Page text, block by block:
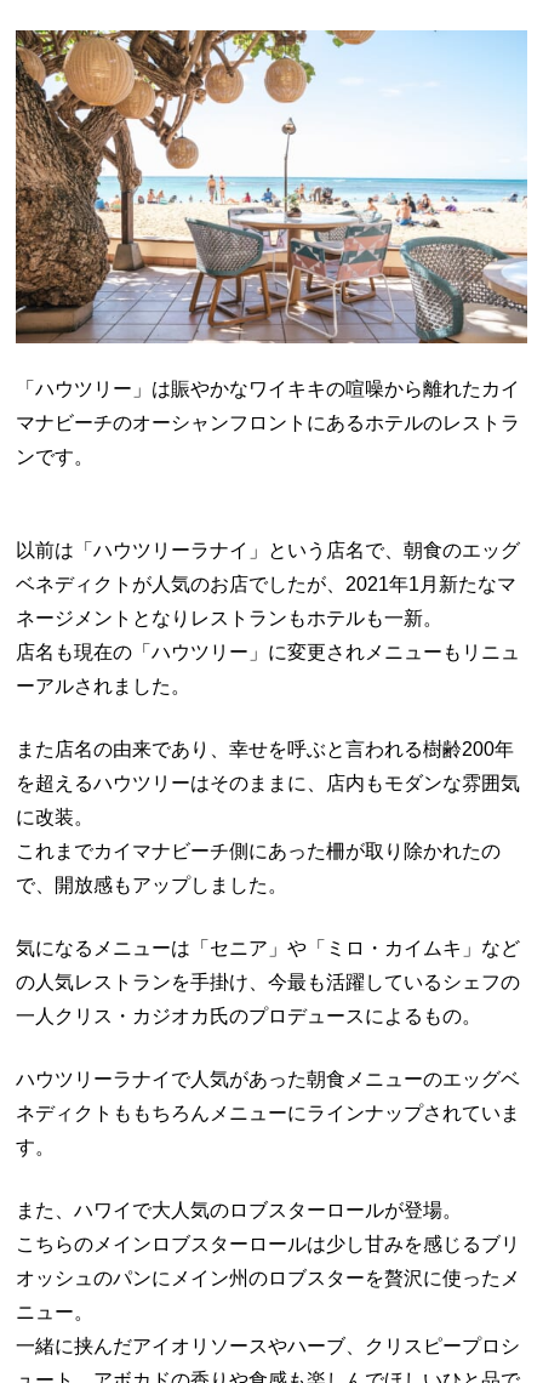
「ハウツリー」は賑やかなワイキキの喧噪から離れたカイ
マナビーチのオーシャンフロントにあるホテルのレストラ
ンです。
以前は「ハウツリーラナイ」という店名で、朝食のエッグ
ベネディクトが人気のお店でしたが、2021年1月新たなマ
ネージメントとなりレストランもホテルも一新。
店名も現在の「ハウツリー」に変更されメニューもリニュ
ーアルされました。
また店名の由来であり、幸せを呼ぶと言われる樹齢200年
を超えるハウツリーはそのままに、店内もモダンな雰囲気
に改装。
これまでカイマナビーチ側にあった柵が取り除かれたの
で、開放感もアップしました。
気になるメニューは「セニア」や「ミロ・カイムキ」など
の人気レストランを手掛け、今最も活躍しているシェフの
一人クリス・カジオカ氏のプロデュースによるもの。
ハウツリーラナイで人気があった朝食メニューのエッグベ
ネディクトももちろんメニューにラインナップされていま
す。
また、ハワイで大人気のロブスターロールが登場。
こちらのメインロブスターロールは少し甘みを感じるブリ
オッシュのパンにメイン州のロブスターを贅沢に使ったメ
ニュー。
一緒に挟んだアイオリソースやハーブ、クリスピープロシ